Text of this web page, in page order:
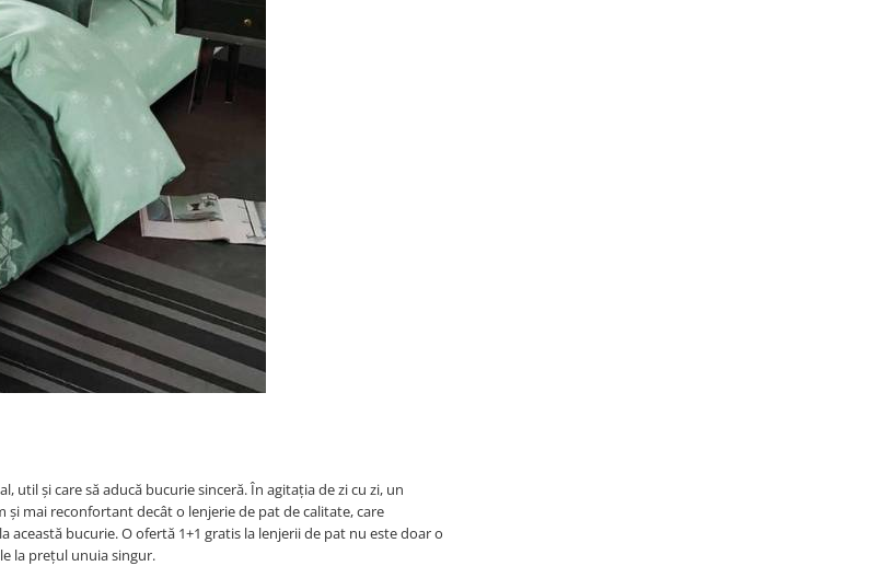
și care să aducă bucurie sinceră. În agitația de zi cu zi, un
mai reconfortant decât o lenjerie de pat de calitate, care
bucurie. O ofertă 1+1 gratis la lenjerii de pat nu este doar o
la prețul unuia singur.